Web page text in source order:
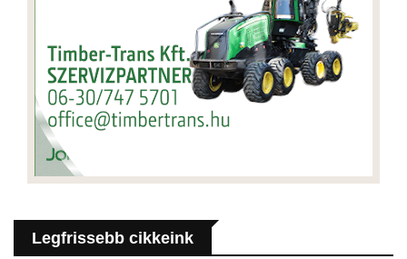
Legfrissebb cikkeink